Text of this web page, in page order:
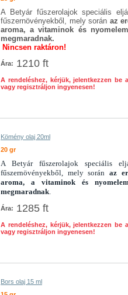
A Betyár fűszerolajok speciális
fűszernövényekből, mely során az
aroma, a vitaminok és
megmaradnak.
Nincsen raktáron!
Ára: 1210 ft
A rendeléshez, kérjük, jelentkezzen be
vagy regisztráljon ingyenesen!
Kömény olaj 20ml
20 gr
A Betyár fűszerolajok speciális
fűszernövényekből, mely soránaz
aroma, a vitaminok és
megmaradnak.
Ára: 1285 ft
A rendeléshez, kérjük, jelentkezzen be
vagy regisztráljon ingyenesen!
Bors olaj 15 ml